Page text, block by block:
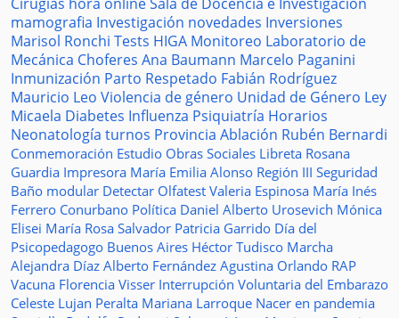
mamografia Investigación novedades Inversiones
Marisol Ronchi Tests HIGA Monitoreo Laboratorio de
Mecánica Choferes Ana Baumann Marcelo Paganini
Inmunización Parto Respetado Fabián Rodríguez
Mauricio Leo Violencia de género Unidad de Género Ley
Micaela Diabetes Influenza Psiquiatría Horarios
Neonatología turnos Provincia Ablación Rubén Bernardi
Conmemoración Estudio Obras Sociales Libreta Rosana
Guardia Impresora María Emilia Alonso Región III Seguridad
Baño modular Detectar Olfatest Valeria Espinosa María Inés
Ferrero Conurbano Política Daniel Alberto Urosevich Mónica
Elisei María Rosa Salvador Patricia Garrido Día del
Psicopedagogo Buenos Aires Héctor Tudisco Marcha
Alejandra Díaz Alberto Fernández Agustina Orlando RAP
Vacuna Florencia Visser Interrupción Voluntaria del Embarazo
Celeste Lujan Peralta Mariana Larroque Nacer en pandemia